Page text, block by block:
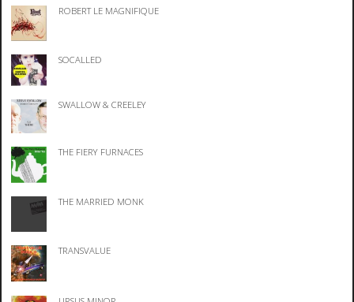
ROBERT LE MAGNIFIQUE
SOCALLED
SWALLOW & CREELEY
THE FIERY FURNACES
THE MARRIED MONK
TRANSVALUE